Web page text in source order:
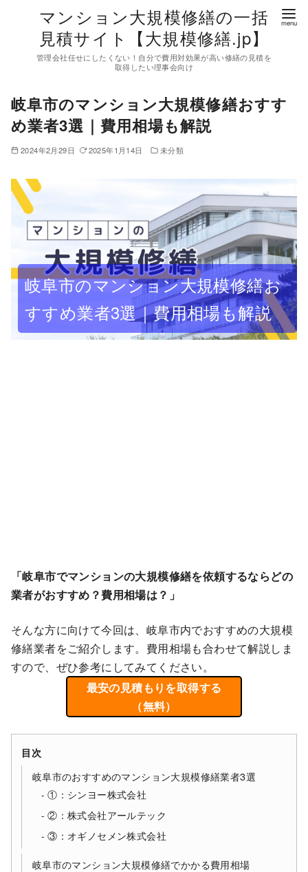
マンション大規模修繕の一括
見積サイト【大規模修繕.jp】
管理会社任せにしたくない！自分で費用対効果が高い修繕の見積を
取得したい理事会向け
岐阜市のマンション大規模修繕おすす
め業者3選｜費用相場も解説
2024年2月29日 2025年1月14日 未分類
岐阜市のマンション大規模修繕お
すすめ業者3選｜費用相場も解説
「岐阜市でマンションの大規模修繕を依頼するならどの
業者がおすすめ？費用相場は？」
そんな方に向けて今回は、岐阜市内でおすすめの大規模
修繕業者をご紹介します。費用相場も合わせて解説しま
すので、ぜひ参考にしてみてください。
最安の見積もりを取得する
（無料）
目次
岐阜市のおすすめのマンション大規模修繕業者3選
①：シンヨー株式会社
②：株式会社アールテック
③：オギノセメン株式会社
岐阜市のマンション大規模修繕でかかる費用相場